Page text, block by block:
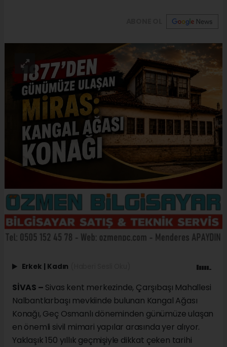
Erkek Kadın
SİVAS – Sivas kent merkezinde, Çarşıbaşı Mahallesi
Nalbantlarbaşı mevkiinde bulunan Kangal Ağası
Konağı, Geç Osmanlı döneminden günümüze ulaşan
en önemli sivil mimari yapılar arasında yer alıyor.
Yaklaşık 150 yıllık geçmişiyle dikkat çeken tarihi